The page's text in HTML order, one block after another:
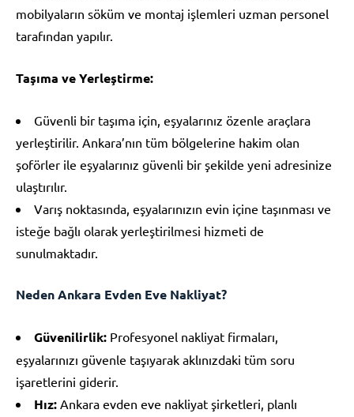
mobilyaların söküm ve montaj işlemleri uzman personel
tarafından yapılır.
Taşıma ve Yerleştirme:
Güvenli bir taşıma için, eşyalarınız özenle araçlara
yerleştirilir. Ankara’nın tüm bölgelerine hakim olan
şoförler ile eşyalarınız güvenli bir şekilde yeni adresinize
ulaştırılır.
Varış noktasında, eşyalarınızın evin içine taşınması ve
isteğe bağlı olarak yerleştirilmesi hizmeti de
sunulmaktadır.
Neden Ankara Evden Eve Nakliyat?
Güvenilirlik: Profesyonel nakliyat firmaları,
eşyalarınızı güvenle taşıyarak aklınızdaki tüm soru
işaretlerini giderir.
Hız: Ankara evden eve nakliyat şirketleri, planlı